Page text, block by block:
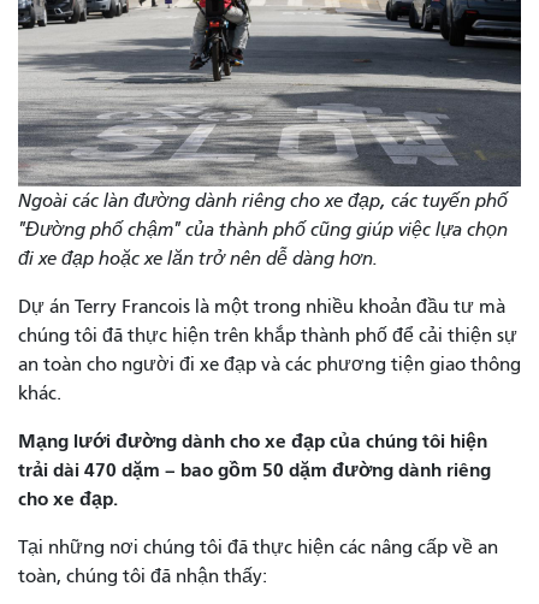
Ngoài các làn đường dành riêng cho xe đạp, các tuyến phố
"Đường phố chậm" của thành phố cũng giúp việc lựa chọn
đi xe đạp hoặc xe lăn trở nên dễ dàng hơn.
Dự án Terry Francois là một trong nhiều khoản đầu tư mà
chúng tôi đã thực hiện trên khắp thành phố để cải thiện sự
an toàn cho người đi xe đạp và các phương tiện giao thông
khác.
Mạng lưới đường dành cho xe đạp của chúng tôi hiện
trải dài 470 dặm – bao gồm 50 dặm đường dành riêng
cho xe đạp.
Tại những nơi chúng tôi đã thực hiện các nâng cấp về an
toàn, chúng tôi đã nhận thấy: